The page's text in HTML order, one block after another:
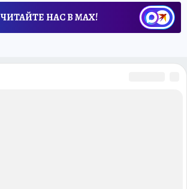
ЧИТАЙТЕ НАС В МАХ!